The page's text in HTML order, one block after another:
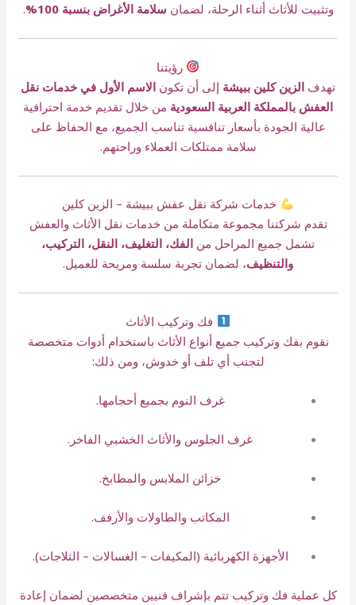
وتثبيت للأثاث أثناء الرحلة، لضمان سلامة الأغراض بنسبة 100% .
رؤيتنا
تهدف الزين كلين ببيشة إلى أن تكون الاسم الأول في خدمات نقل
العفش بالمملكة العربية السعودية من خلال تقديم خدمة احترافية
عالية الجودة بأسعار تنافسية تناسب الجميع، مع الحفاظ على
سلامة ممتلكات العملاء وراحتهم.
خدمات شركة نقل عفش ببيشة – الزين كلين
تقدم شركتنا مجموعة متكاملة من خدمات نقل الأثاث والعفش
تشمل جميع المراحل من الفك، التغليف، النقل، التركيب،
والتنظيف، لضمان تجربة سلسة ومريحة للعميل.
فك وتركيب الأثاث
نقوم بفك وتركيب جميع أنواع الأثاث باستخدام أدوات متخصصة
لتجنب أي تلف أو خدوش، ومن ذلك:
غرف النوم بجميع أحجامها.
غرف الجلوس والأثاث الخشبي الفاخر.
خزائن الملابس والمطابخ.
المكاتب والطاولات والأرفف.
الأجهزة الكهربائية (المكيفات – الغسالات – الثلاجات).
كل عملية فك وتركيب تتم بإشراف فنيين متخصصين لضمان إعادة